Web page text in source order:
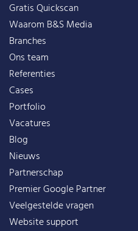
Gratis Quickscan
Waarom B&S Media
Branches
Ons team
Referenties
Cases
Portfolio
Vacatures
Blog
Nieuws
Partnerschap
Premier Google Partner
Veelgestelde vragen
Website support